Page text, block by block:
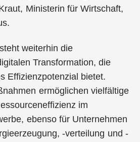
Ministerin für Wirtschaft,
weiterhin die
Transformation, die
Effizienzpotenzial bietet.
ermöglichen vielfältige
im
ebenso für Unternehmen
-verteilung und -